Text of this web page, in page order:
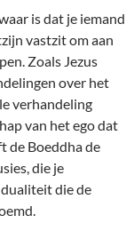
is dat je iemand
vastzit om aan
Zoals Jezus
over het
verhandeling
van het ego dat
de Boeddha de
die je
die de